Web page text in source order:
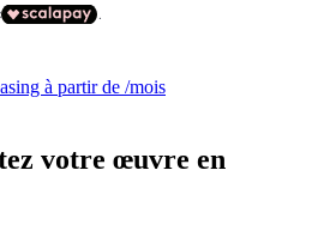
à partir de /mois
votre œuvre en